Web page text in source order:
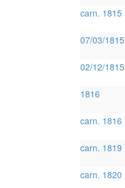
carn. 1815
07/03/1815
02/12/1815
1816
carn. 1816
carn. 1819
carn. 1820